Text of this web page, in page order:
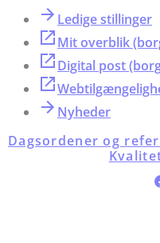
Ledige stillinger
Mit overblik
Digital post
Nyheder
Dagsordener og